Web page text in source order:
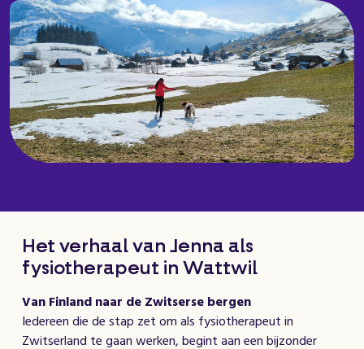
Het verhaal van Jenna als
fysiotherapeut in Wattwil
Van Finland naar de Zwitserse bergen
Iedereen die de stap zet om als fysiotherapeut in
Zwitserland te gaan werken, begint aan een bijzonder